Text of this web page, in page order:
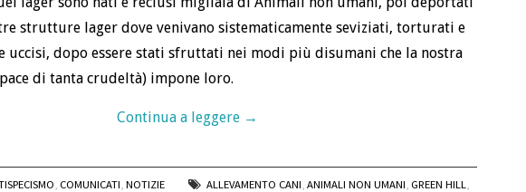
strutture lager dove venivano sistematicamente seviziati, torturati e
uccisi, dopo essere stati sfruttati nei modi più disumani che la nostra
di tanta crudeltà) impone loro.
Continua a leggere →
COMUNICATI ,NOTIZIE ALLEVAMENTO CANI ,ANIMALI NON UMANI GREEN HILL